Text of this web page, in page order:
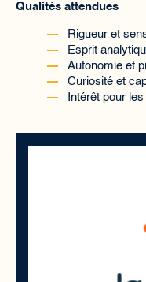
Qualités attendues
Rigueur et
Esprit
Autonomie et
Curiosité et
Intérêt pour